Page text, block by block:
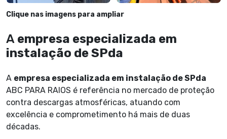
Clique nas imagens para ampliar
A empresa especializada em
instalação de SPda
A empresa especializada em instalação de SPda
ABC PARA RAIOS é referência no mercado de proteção
contra descargas atmosféricas, atuando com
excelência e comprometimento há mais de duas
décadas.